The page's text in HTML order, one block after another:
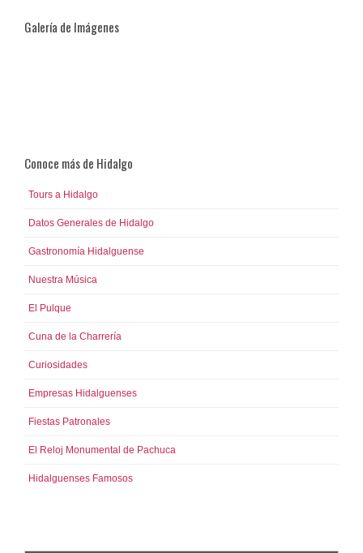
Galería de Imágenes
Conoce más de Hidalgo
Tours a Hidalgo
Datos Generales de Hidalgo
Gastronomía Hidalguense
Nuestra Música
El Pulque
Cuna de la Charrería
Curiosidades
Empresas Hidalguenses
Fiestas Patronales
El Reloj Monumental de Pachuca
Hidalguenses Famosos